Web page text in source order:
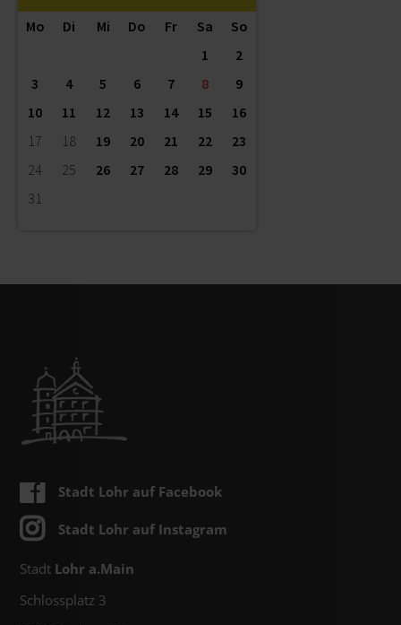
Mo Di Mi Do Fr Sa
So
1
2
3
4 5 6 7 8
9
10
11 12 13 14 15
16
17
18 19 20 21 22
23
24
25 26 27 28 29
30
31
Stadt Lohr auf Facebook
Stadt Lohr auf Instagram
Stadt Lohr a.Main
Schlossplatz 3